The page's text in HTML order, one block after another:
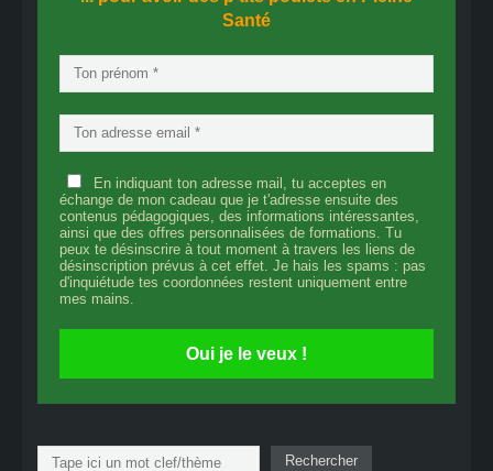
Santé
En indiquant ton adresse mail, tu acceptes en
échange de mon cadeau que je t'adresse ensuite des
contenus pédagogiques, des informations intéressantes,
ainsi que des offres personnalisées de formations. Tu
peux te désinscrire à tout moment à travers les liens de
désinscription prévus à cet effet. Je hais les spams : pas
d'inquiétude tes coordonnées restent uniquement entre
mes mains.
Oui je le veux !
Rechercher Rechercher